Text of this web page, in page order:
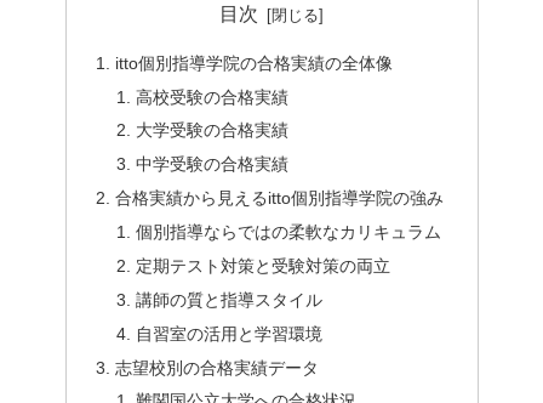
目次
itto個別指導学院の合格実績の全体像
高校受験の合格実績
大学受験の合格実績
中学受験の合格実績
合格実績から見えるitto個別指導学院の強み
個別指導ならではの柔軟なカリキュラム
定期テスト対策と受験対策の両立
講師の質と指導スタイル
自習室の活用と学習環境
志望校別の合格実績データ